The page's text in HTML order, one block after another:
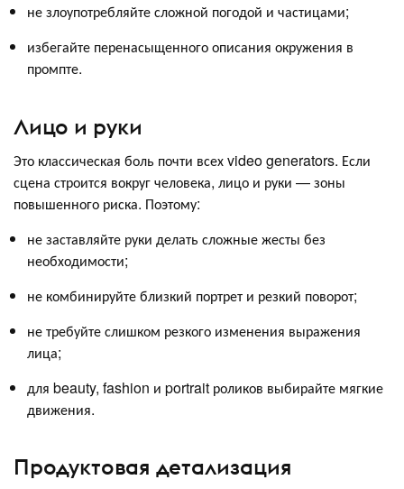
не злоупотребляйте сложной погодой и частицами;
избегайте перенасыщенного описания окружения в
промпте.
Лицо и руки
Это классическая боль почти всех video generators. Если
сцена строится вокруг человека, лицо и руки — зоны
повышенного риска. Поэтому:
не заставляйте руки делать сложные жесты без
необходимости;
не комбинируйте близкий портрет и резкий поворот;
не требуйте слишком резкого изменения выражения
лица;
для beauty, fashion и portrait роликов выбирайте мягкие
движения.
Продуктовая детализация